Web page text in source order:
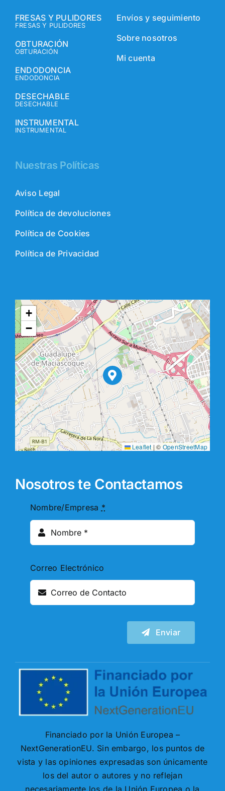
FRESAS Y PULIDORES
FRESAS Y PULIDORES
OBTURACIÓN
OBTURACIÓN
ENDODONCIA
ENDODONCIA
DESECHABLE
DESECHABLE
INSTRUMENTAL
INSTRUMENTAL
Envíos y seguimiento
Sobre nosotros
Mi cuenta
Nuestras Políticas
Aviso Legal
Política de devoluciones
Política de Cookies
Política de Privacidad
+
−
Leaflet |©OpenStreetMap
Nosotros te Contactamos
Nombre/Empresa *
Correo Electrónico
Enviar
Financiado por la Unión Europea –
NextGenerationEU. Sin embargo, los puntos de
vista y las opiniones expresadas son únicamente
los del autor o autores y no reflejan